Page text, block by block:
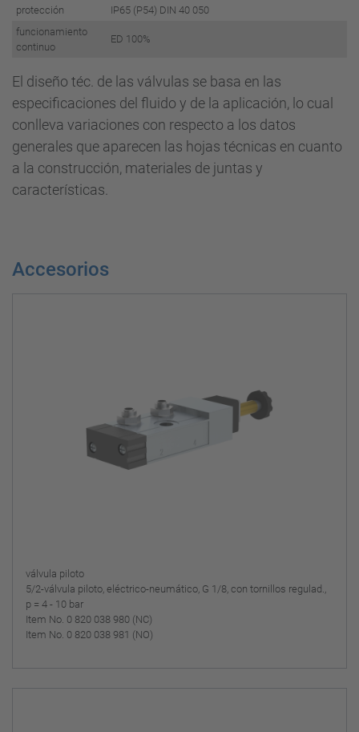
protección
IP65 (P54) DIN 40 050
funcionamiento
continuo
ED 100%
El diseño téc. de las válvulas se basa en las
especificaciones del fluido y de la aplicación, lo cual
conlleva variaciones con respecto a los datos
generales que aparecen las hojas técnicas en cuanto
a la construcción, materiales de juntas y
características.
Accesorios
válvula piloto
5/2-válvula piloto, eléctrico-neumático, G 1/8, con tornillos regulad.,
p = 4 - 10 bar
Item No. 0 820 038 980 (NC)
Item No. 0 820 038 981 (NO)